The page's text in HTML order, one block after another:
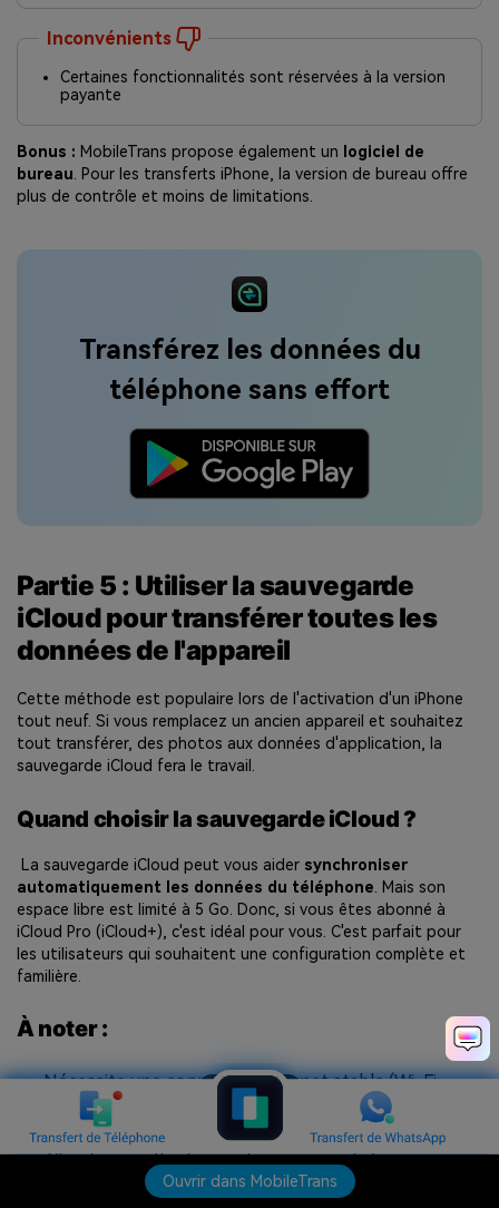
Ouvrir dans MobileTrans
Inconvénients
Certaines fonctionnalités sont réservées à la version
payante
Bonus : MobileTrans propose également un
logiciel de
bureau . Pour les transferts iPhone, la version de bureau offre
plus de contrôle et moins de limitations.
Transférez les données du
téléphone sans effort
Partie 5 : Utiliser la sauvegarde
iCloud pour transférer toutes les
données de l'appareil
Cette méthode est populaire lors de l'activation d'un iPhone
tout neuf. Si vous remplacez un ancien appareil et souhaitez
tout transférer, des photos aux données d'application, la
sauvegarde iCloud fera le travail.
Quand choisir la sauvegarde iCloud ?
La sauvegarde iCloud peut vous aider synchroniser
automatiquement les données du téléphone . Mais son
espace libre est limité à 5 Go. Donc, si vous êtes abonné à
iCloud Pro (iCloud+), c'est idéal pour vous. C'est parfait pour
les utilisateurs qui souhaitent une configuration complète et
familière.
À noter :
Nécessite une connexion Internet stable (Wi-Fi
uniquement).
Vous aurez besoin de suffisamment de stockage
iCloud pour effectuer votre sauvegarde (une mise à
niveau peut être nécessaire).
0
Ouvrir dans MobileTrans